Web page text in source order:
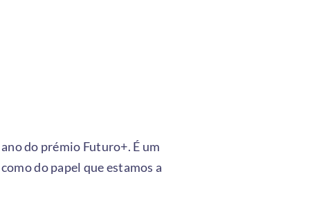
do prémio Futuro+. É um
do papel que estamos a